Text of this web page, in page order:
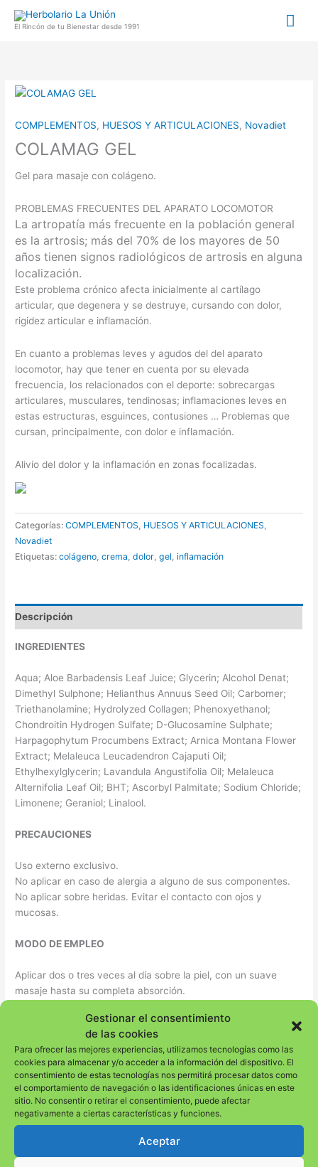
Gestionar el consentimiento
de las cookies
Para ofrecer las mejores experiencias, utilizamos tecnologías como las
cookies para almacenar y/o acceder a la información del dispositivo. El
consentimiento de estas tecnologías nos permitirá procesar datos como
el comportamiento de navegación o las identificaciones únicas en este
sitio. No consentir o retirar el consentimiento, puede afectar
negativamente a ciertas características y funciones.
Aceptar
El Rincón de tu Bienestar desde 1991
COMPLEMENTOS, HUESOS Y ARTICULACIONES, Novadiet
COLAMAG GEL
Gel para masaje con colágeno.
PROBLEMAS FRECUENTES DEL APARATO LOCOMOTOR
La artropatía más frecuente en la población general
es la artrosis; más del 70% de los mayores de 50
años tienen signos radiológicos de artrosis en alguna
localización.
Este problema crónico afecta inicialmente al cartílago
articular, que degenera y se destruye, cursando con dolor,
rigidez articular e inflamación.
En cuanto a problemas leves y agudos del del aparato
locomotor, hay que tener en cuenta por su elevada
frecuencia, los relacionados con el deporte: sobrecargas
articulares, musculares, tendinosas; inflamaciones leves en
estas estructuras, esguinces, contusiones … Problemas que
cursan, principalmente, con dolor e inflamación.
Alivio del dolor y la inflamación en zonas focalizadas.
Categorías:COMPLEMENTOS, HUESOS Y ARTICULACIONES,
Novadiet
Etiquetas:colágeno,crema,dolor,gel,inflamación
Descripción
INGREDIENTES
Aqua; Aloe Barbadensis Leaf Juice; Glycerin; Alcohol Denat;
Dimethyl Sulphone; Helianthus Annuus Seed Oil; Carbomer;
Triethanolamine; Hydrolyzed Collagen; Phenoxyethanol;
Chondroitin Hydrogen Sulfate; D-Glucosamine Sulphate;
Harpagophytum Procumbens Extract; Arnica Montana Flower
Extract; Melaleuca Leucadendron Cajaputi Oil;
Ethylhexylglycerin; Lavandula Angustifolia Oil; Melaleuca
Alternifolia Leaf Oil; BHT; Ascorbyl Palmitate; Sodium Chloride;
Limonene; Geraniol; Linalool.
PRECAUCIONES
Uso externo exclusivo.
No aplicar en caso de alergia a alguno de sus componentes.
No aplicar sobre heridas. Evitar el contacto con ojos y
mucosas.
MODO DE EMPLEO
Aplicar dos o tres veces al día sobre la piel, con un suave
masaje hasta su completa absorción.
PRESENTACIÓN
Envase de 100 ml.
Productos relacionados